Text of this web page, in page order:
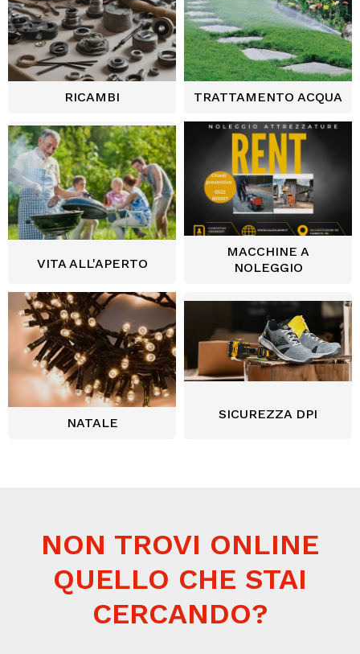
RICAMBI TRATTAMENTO ACQUA
VITA ALL'APERTO
MACCHINE A
NOLEGGIO
NATALE
SICUREZZA DPI
NON TROVI ONLINE
QUELLO CHE STAI
CERCANDO?